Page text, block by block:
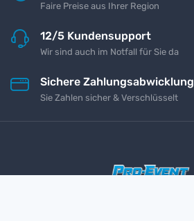
Faire Preise aus Ihrer Region
12/5 Kundensupport
Wir sind auch im Notfall für Sie da
Sichere Zahlungsabwicklung
Sie Zahlen sicher & Verschlüsselt